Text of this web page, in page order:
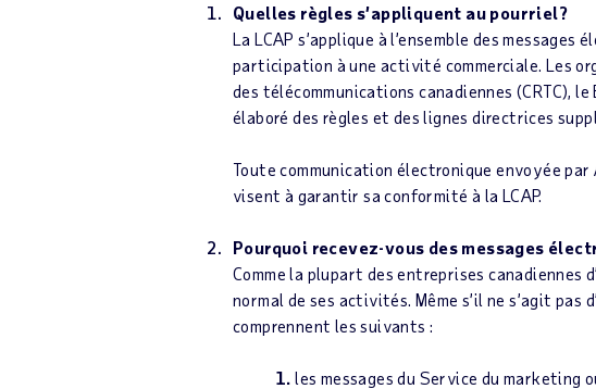
Quelles règles s’appliquent au pourriel?
La LCAP s’applique à l’ensemble des messages
participation à une activité commerciale. Les
des télécommunications canadiennes (CRTC),
élaboré des règles et des lignes directrices
Toute communication électronique envoyée par
visent à garantir sa conformité à la LCAP.
Pourquoi recevez-vous des messages
Comme la plupart des entreprises canadiennes
normal de ses activités. Même s’il ne s’agit
comprennent les suivants :
1. les messages du Service du marketing